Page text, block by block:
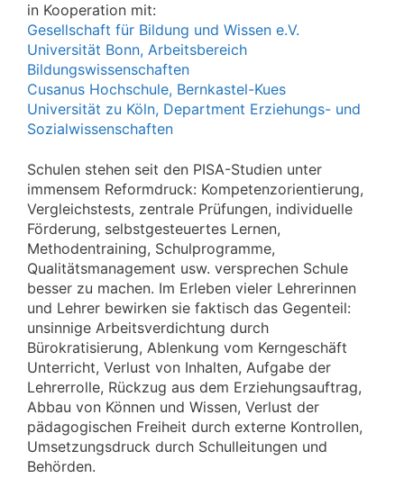
in Kooperation mit:
Gesellschaft für Bildung und Wissen e.V.
Universität Bonn, Arbeitsbereich
Bildungswissenschaften
Cusanus Hochschule, Bernkastel-Kues
Universität zu Köln, Department Erziehungs- und
Sozialwissenschaften
Schulen stehen seit den PISA-Studien unter
immensem Reformdruck: Kompetenzorientierung,
Vergleichstests, zentrale Prüfungen, individuelle
Förderung, selbstgesteuertes Lernen,
Methodentraining, Schulprogramme,
Qualitätsmanagement usw. versprechen Schule
besser zu machen. Im Erleben vieler Lehrerinnen
und Lehrer bewirken sie faktisch das Gegenteil:
unsinnige Arbeitsverdichtung durch
Bürokratisierung, Ablenkung vom Kerngeschäft
Unterricht, Verlust von Inhalten, Aufgabe der
Lehrerrolle, Rückzug aus dem Erziehungsauftrag,
Abbau von Können und Wissen, Verlust der
pädagogischen Freiheit durch externe Kontrollen,
Umsetzungsdruck durch Schulleitungen und
Behörden.